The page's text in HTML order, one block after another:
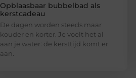
Opblaasbaar bubbelbad als
kerstcadeau
De dagen worden steeds maar
kouder en korter. Je voelt het al
aan je water: de kersttijd komt er
aan.